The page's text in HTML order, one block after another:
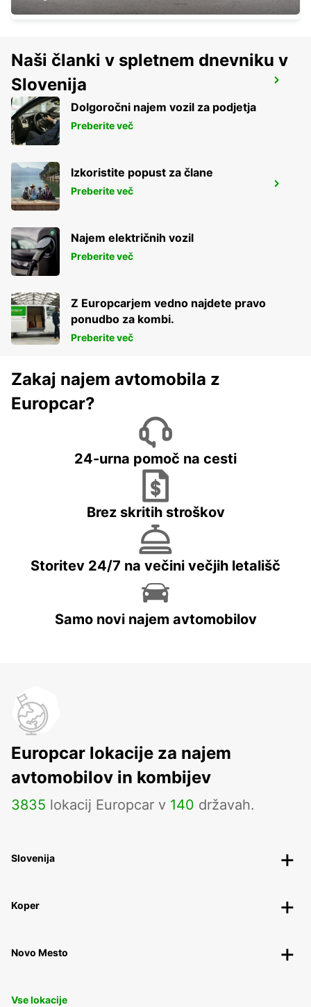
NAPLES AIRPORT
NAPOLI - ITALY
NAPLES RAILWAY STATION
NAPOLI - ITALY
Naši članki v spletnem dnevniku v
Slovenija
Dolgoročni najem vozil za podjetja
Preberite več
Izkoristite popust za člane
Preberite več
Najem električnih vozil
Preberite več
Z Europcarjem vedno najdete pravo
ponudbo za kombi.
Preberite več
Zakaj najem avtomobila z
Europcar?
24-urna pomoč na cesti
Brez skritih stroškov
Storitev 24/7 na večini večjih letališč
Samo novi najem avtomobilov
Europcar lokacije za najem
avtomobilov in kombijev
3835 lokacij Europcar v 140 državah.
Slovenija
Koper
Novo Mesto
Vse lokacije